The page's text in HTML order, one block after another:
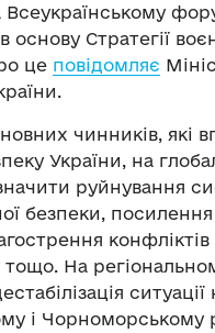
Всеукраїнському
основу Стратегії
це повідомляє
чинників, які
України, на
руйнування
безпеки,
На
і Чорноморському